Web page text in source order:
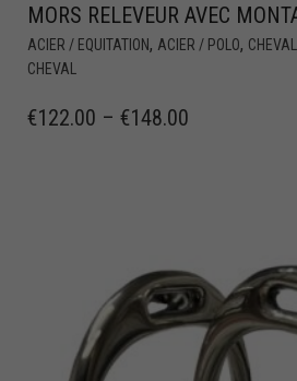
MORS RELEVEUR AVEC
ACIER / EQUITATION, ACIER / POLO, CHEVAL
CHEVAL
€122.00 – €148.00